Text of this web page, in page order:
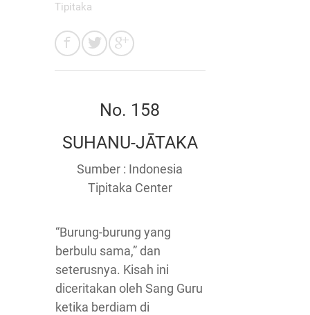
Tipitaka
No. 158
SUHANU-JĀTAKA
Sumber : Indonesia
Tipitaka Center
“Burung-burung yang
berbulu sama,” dan
seterusnya. Kisah ini
diceritakan oleh Sang Guru
ketika berdiam di